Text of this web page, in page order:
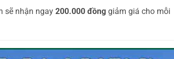
sẽ nhận ngay 200.000 đồnggiảm giá cho mỗi